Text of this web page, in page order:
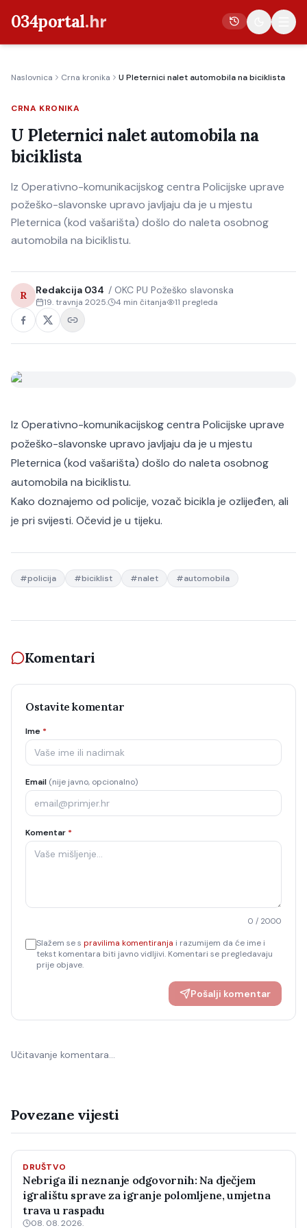
034portal.hr
Crna kronika
Poljoprivreda
Politika
Gospodarstvo
Život
Kultura
Naslovnica Crna kronika U Pleternici nalet automobila na biciklista
CRNA KRONIKA
U Pleternici nalet automobila na
biciklista
Iz Operativno-komunikacijskog centra Policijske uprave
požeško-slavonske upravo javljaju da je u mjestu
Pleternica (kod vašarišta) došlo do naleta osobnog
automobila na biciklistu.
R Redakcija 034 / OKC PU Požeško slavonska
19. travnja 2025. 4 min čitanja 11 pregleda
Iz Operativno-komunikacijskog centra Policijske uprave
požeško-slavonske upravo javljaju da je u mjestu
Pleternica (kod vašarišta) došlo do naleta osobnog
automobila na biciklistu.
Kako doznajemo od policije, vozač bicikla je ozlijeđen, ali
je pri svijesti. Očevid je u tijeku.
#policija #biciklist #nalet #automobila
Komentari
Ostavite komentar
Ime *
Email (nije javno, opcionalno)
Komentar *
0 / 2000
Slažem se s pravilima komentiranja i razumijem da će ime i
tekst komentara biti javno vidljivi. Komentari se pregledavaju
prije objave.
Pošalji komentar
Učitavanje komentara…
Povezane vijesti
DRUŠTVO
Nebriga ili neznanje odgovornih: Na dječjem
igralištu sprave za igranje polomljene, umjetna
trava u raspadu
08. 08. 2026.